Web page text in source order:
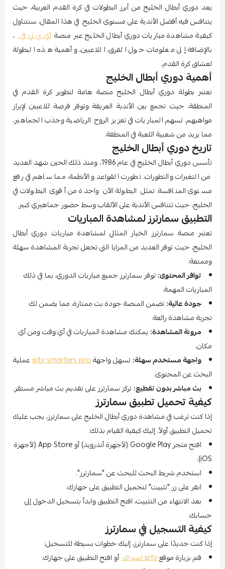
يعد دوري أبطال الخليج من أبرز البطولات في كرة القدم العربية، حيث
يتنافس فيه أفضل الأندية على مستوى الخليج. في هذا المقال، سنتناول
كيفية مشاهدة مباريات دوري أبطال الخليج عبر منصةآي بي تي في،
بالإضافة إلى معلومات حول الفرق، اللاعبين، وأهمية هذه البطولة
لعشاق كرة القدم.
أهمية دوري أبطال الخليج
تعتبر بطولة دوري أبطال الخليج منصة هامة لتطوير كرة القدم في
المنطقة، حيث تجمع بين الأندية العريقة وتوفر فرصة للاعبين لإبراز
مواهبهم. تسهم المباريات في تعزيز الروح الرياضية وجذب الجماهير،
مما يزيد من شعبية اللعبة في المنطقة.
تاريخ دوري أبطال الخليج
تأسس دوري أبطال الخليج في عام 1986، ومنذ ذلك الحين شهد العديد
من التغيرات والتطورات. تطورت القواعد والأنظمة، مما ساهم في رفع
مستوى المنافسة. تمثل البطولة الآن واحدة من أقوى البطولات في
الخليج، حيث تتنافس الأندية على الألقاب وسط حضور جماهيري كبير.
التطبيق سمارترز لمشاهدة المباريات
تعتبر منصة سمارترز الخيار المثالي لمشاهدة مباريات دوري أبطال
الخليج، حيث توفر العديد من المزايا التي تجعل تجربة المشاهدة سهلة
وممتعة:
توافر المحتوى:توفر سمارترز جميع مباريات الدوري، بما في ذلك
المباريات المهمة.
جودة عالية:تضمن المنصة جودة بث ممتازة، مما يضمن لك
تجربة مشاهدة رائعة.
مرونة المشاهدة: يمكنك مشاهدة المباريات في أي وقت ومن أي
مكان.
واجهة مستخدم سهلة:تسهل واجهةiptv smarters proعملية
البحث عن المحتوى.
بث مباشر بدون تقطيع:تركز سمارترز على تقديم بث مباشر مستقر.
كيفية تحميل تطبيق سمارترز
إذا كنت ترغب في مشاهدة دوري أبطال الخليج على سمارترز، يجب عليك
تحميل التطبيق أولاً. إليك كيفية القيام بذلك:
افتح متجر Google Play (لأجهزة أندرويد) أو App Store (لأجهزة
iOS).
استخدم شريط البحث للبحث عن "سمارترز".
انقر على زر "تثبيت" لتحميل التطبيق على جهازك.
بعد الانتهاء من التثبيت، افتح التطبيق وابدأ بتسجيل الدخول إلى
حسابك.
كيفية التسجيل في سمارترز
إذا كنت جديدًا على سمارترز، إليك خطوات بسيطة للتسجيل:
قم بزيارة موقعiptv اشتراك
أو افتح التطبيق على جهازك.